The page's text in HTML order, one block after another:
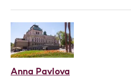
Anna Pavlova